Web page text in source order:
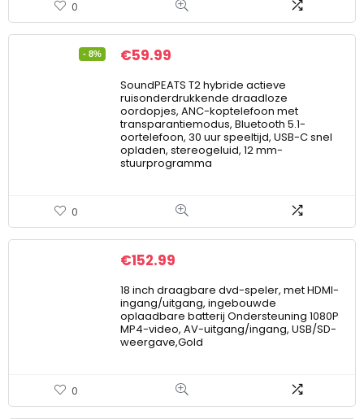
0
- 8% €59.99
SoundPEATS T2 hybride actieve
ruisonderdrukkende draadloze
oordopjes, ANC-koptelefoon met
transparantiemodus, Bluetooth 5.1-
oortelefoon, 30 uur speeltijd, USB-C snel
opladen, stereogeluid, 12 mm-
stuurprogramma
0
€152.99
18 inch draagbare dvd-speler, met HDMI-
ingang/uitgang, ingebouwde
oplaadbare batterij Ondersteuning 1080P
MP4-video, AV-uitgang/ingang, USB/SD-
weergave,Gold
0